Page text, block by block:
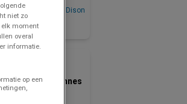
tot en
12/8
Dison
BESCHIKBAAR
meilleures bonnes
niet zo
elk moment
overal
informatie.
op een